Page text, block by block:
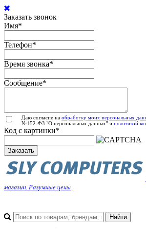
Заказать звонок
Имя*
Телефон*
Время звонка*
Сообщение*
Даю согласие на обработку моих персональных
№152-ФЗ "О персональных данных" и политикой
Код с картинки*
Заказать
магазин. Разумные цены